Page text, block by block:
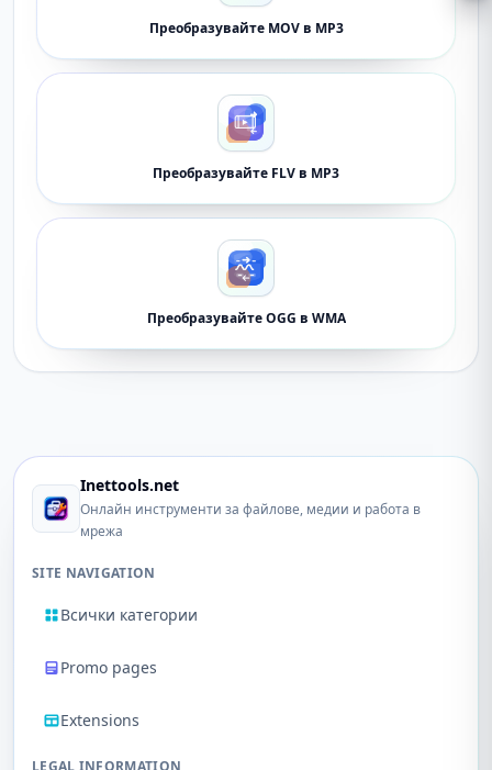
Преобразувайте MOV в MP3
Преобразувайте FLV в MP3
Преобразувайте OGG в WMA
Inettools.net
Онлайн инструменти за файлове, медии и работа в
мрежа
SITE NAVIGATION
Всички категории
Promo pages
Extensions
LEGAL INFORMATION